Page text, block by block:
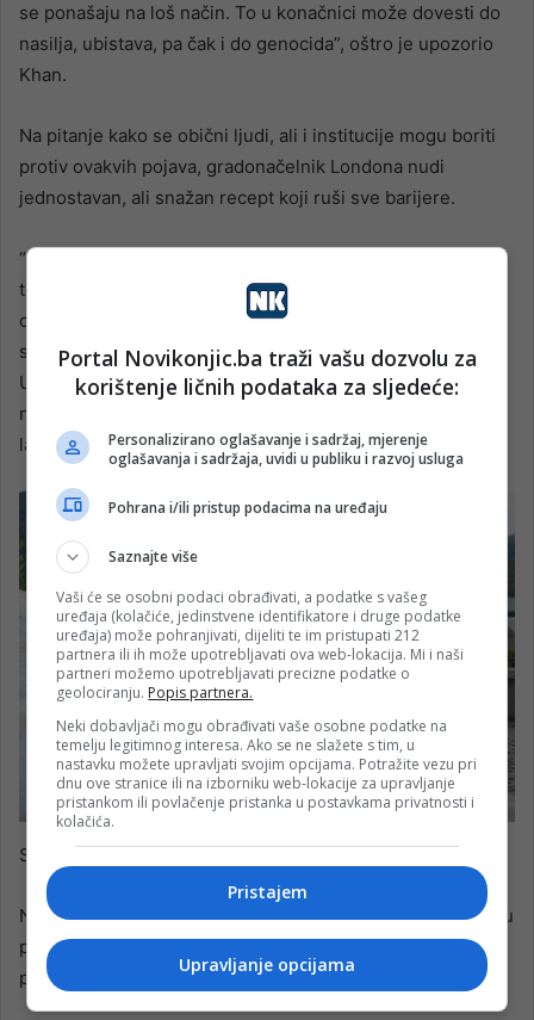
se ponašaju na loš način. To u konačnici može dovesti do
nasilja, ubistava, pa čak i do genocida”, oštro je upozorio
Khan.
Na pitanje kako se obični ljudi, ali i institucije mogu boriti
protiv ovakvih pojava, gradonačelnik Londona nudi
jednostavan, ali snažan recept koji ruši sve barijere.
“Sama riječ “predrasuda” znači unaprijed suditi. Svi bismo
trebali, na jedan nepatronizirajući način, obrazovati jedni
druge. Bez obzira na to jeste li Jevrej, musliman, hindus,
sik ili kršćanin, provedite vrijeme lomeći hljeb zajedno.
Upoznajte jedni druge kako se ne bismo plašili. Mržnja
nastaje kada ljudi nisu sigurni, a onda neko dođe, ispriča
laž i to se proširi”, savjetuje on.
Sadiq Khan u Srebrenici (Foto: S. S./Klix.ba)
Na kraju razgovora za Klix.ba, Sadiq Khan je poslao snažnu
poruku o važnosti povezivanja gradova i država, te
prenošenju naučenih lekcija.
Portal Novikonjic.ba traži vašu dozvolu za
korištenje ličnih podataka za sljedeće:
Personalizirano oglašavanje i sadržaj, mjerenje
oglašavanja i sadržaja, uvidi u publiku i razvoj usluga
Pohrana i/ili pristup podacima na uređaju
Saznajte više
Vaši će se osobni podaci obrađivati, a podatke s vašeg
uređaja (kolačiće, jedinstvene identifikatore i druge podatke
uređaja) može pohranjivati, dijeliti te im pristupati 212
partnera ili ih može upotrebljavati ova web-lokacija. Mi i naši
partneri možemo upotrebljavati precizne podatke o
geolociranju. Popis partnera.
Neki dobavljači mogu obrađivati vaše osobne podatke na
temelju legitimnog interesa. Ako se ne slažete s tim, u
nastavku možete upravljati svojim opcijama. Potražite vezu pri
dnu ove stranice ili na izborniku web-lokacije za upravljanje
pristankom ili povlačenje pristanka u postavkama privatnosti i
kolačića.
Pristajem
Upravljanje opcijama